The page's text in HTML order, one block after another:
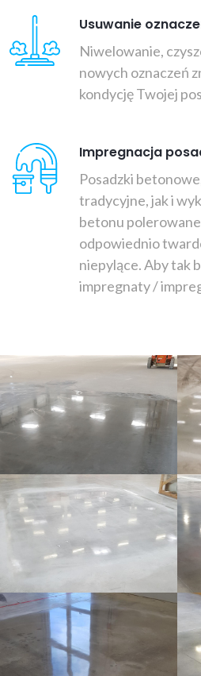
Usuwanie
Niwelowanie,
nowych oznaczeń
kondycję Twojej
Impregnacja
Posadzki
tradycyjne, jak i
betonu
odpowiednio
niepylące. Aby tak
impregnaty /